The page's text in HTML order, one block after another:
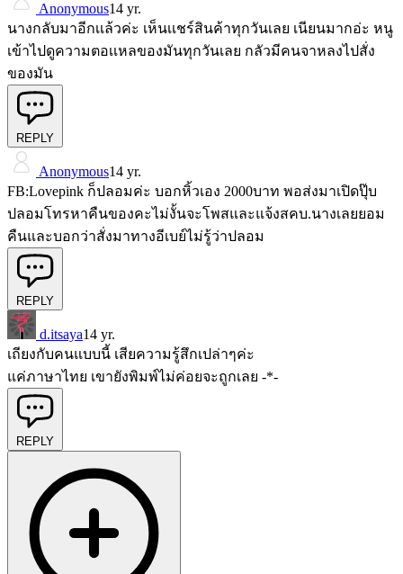
Anonymous14 yr.
นางกลับมาอีกเเล้วค่ะ เห็นเเชร์สินค้าทุกวันเลย เนียนมากอ่ะ หนู
เข้าไปดูความตอเเหลของมันทุกวันเลย กลัวมีคนจาหลงไปสั่ง
ของมัน
REPLY
Anonymous14 yr.
FB:Lovepink ก็ปลอมค่ะ บอกหิ้วเอง 2000บาท พอส่งมาเปิดปุ๊บ
ปลอมโทรหาคืนของคะไม่งั้นจะโพสและแจ้งสคบ.นางเลยยอม
คืนและบอกว่าสั่งมาทางอีเบย์ไม่รู้ว่าปลอม
REPLY
d.itsaya14 yr.
เถียงกับคนแบบนี้ เสียความรู้สึกเปล่าๆค่ะ
แค่ภาษาไทย เขายังพิมพ์ไม่ค่อยจะถูกเลย -*-
REPLY